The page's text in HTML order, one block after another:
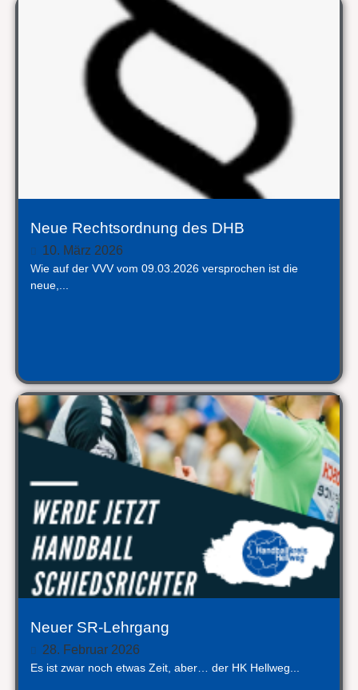
Neue Rechtsordnung des DHB
10. März 2026
Wie auf der VVV vom 09.03.2026 versprochen ist die
neue,...
Neuer SR-Lehrgang
28. Februar 2026
Es ist zwar noch etwas Zeit, aber… der HK Hellweg...